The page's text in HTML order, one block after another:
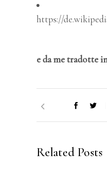
https://
e da me tradotte
Related Posts